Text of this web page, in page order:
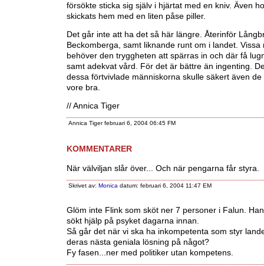
försökte sticka sig själv i hjärtat med en kniv. Även
skickats hem med en liten påse piller.
Det går inte att ha det så här längre. Återinför
Beckomberga, samt liknande runt om i landet. Vissa
behöver den tryggheten att spärras in och där få
samt adekvat vård. För det är bättre än ingenting.
dessa förtvivlade människorna skulle säkert även
vore bra.
// Annica Tiger
Annica Tiger februari 6, 2004 06:45 FM
KOMMENTARER
När välviljan slår över... Och när pengarna får styra.
Skrivet av: Monica datum: februari 6, 2004 11:47 EM
Glöm inte Flink som sköt ner 7 personer i Falun.
sökt hjälp på psyket dagarna innan.
Så går det när vi ska ha inkompetenta som styr
deras nästa geniala lösning på något?
Fy fasen...ner med politiker utan kompetens.